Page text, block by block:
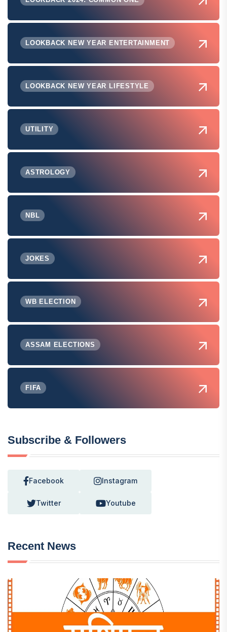
LOOKBACK NEW YEAR ENTERTAINMENT
LOOKBACK NEW YEAR LIFESTYLE
UTILITY
ASTROLOGY
NBL
JOKES
WB ELECTION
ASSAM ELECTIONS
FIFA
Subscribe & Followers
Facebook Instagram
Twitter Youtube
Recent News